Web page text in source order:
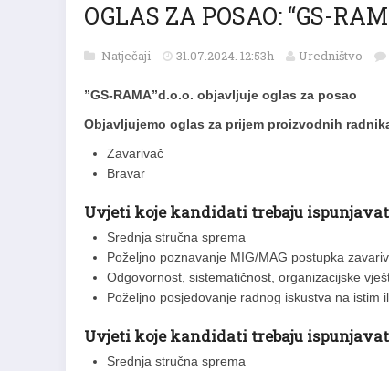
OGLAS ZA POSAO: “GS-
Natječaji 31.07.2024. 12:53h Uredništvo
”GS-RAMA”d.o.o. objavljuje oglas za posao
Objavljujemo oglas za prijem proizvodnih
Zavarivač
Bravar
Uvjeti koje kandidati trebaju
Srednja stručna sprema
Poželjno poznavanje MIG/MAG postupka
Odgovornost, sistematičnost, organizacijske
Poželjno posjedovanje radnog iskustva na istim
Uvjeti koje kandidati trebaju
Srednja stručna sprema